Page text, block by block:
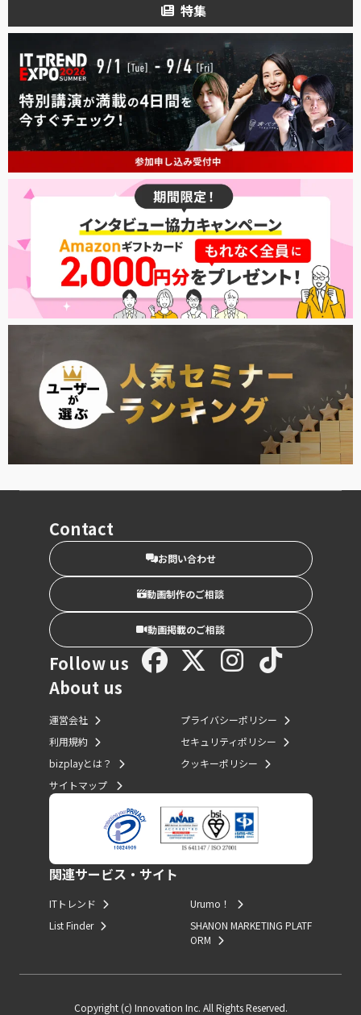
特集
Contact
お問い合わせ
動画制作のご相談
動画掲載のご相談
Follow us
About us
運営会社
利用規約
bizplayとは？
サイトマップ
プライバシーポリシー
セキュリティポリシー
クッキーポリシー
関連サービス・サイト
ITトレンド
List Finder
Urumo！
SHANON MARKETING PLATF
ORM
Copyright (c) Innovation Inc. All Rights Reserved.